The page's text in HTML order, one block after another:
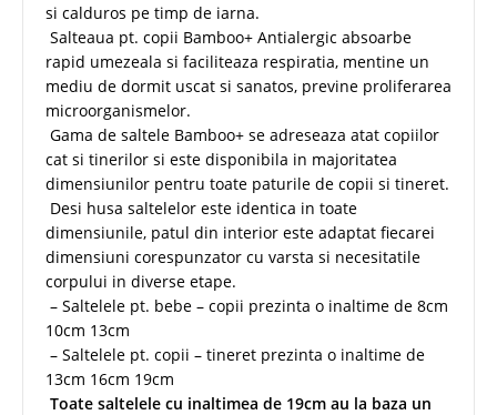
si calduros pe timp de iarna.
Salteaua pt. copii Bamboo+ Antialergic absoarbe
rapid umezeala si faciliteaza respiratia, mentine un
mediu de dormit uscat si sanatos, previne proliferarea
microorganismelor.
Gama de saltele Bamboo+ se adreseaza atat copiilor
cat si tinerilor si este disponibila in majoritatea
dimensiunilor pentru toate paturile de copii si tineret.
Desi husa saltelelor este identica in toate
dimensiunile, patul din interior este adaptat fiecarei
dimensiuni corespunzator cu varsta si necesitatile
corpului in diverse etape.
– Saltelele pt. bebe – copii prezinta o inaltime de 8cm
10cm 13cm
– Saltelele pt. copii – tineret prezinta o inaltime de
13cm 16cm 19cm
Toate saltelele cu inaltimea de 19cm au la baza un